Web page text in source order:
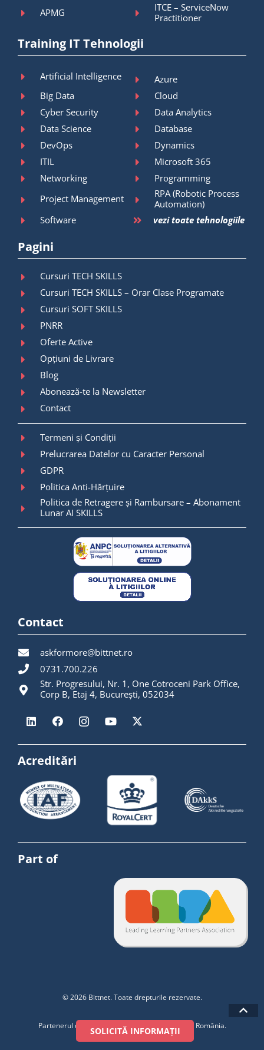
SOLICITĂ INFORMAȚII
APMG
ITCE – ServiceNow
Practitioner
Training IT Tehnologii
Artificial Intelligence
Azure
Big Data
Cloud
Cyber Security
Data Analytics
Data Science
Database
DevOps
Dynamics
ITIL
Microsoft 365
Networking
Programming
Project Management
RPA (Robotic Process
Automation)
Software
vezi toate tehnologiile
Pagini
Cursuri TECH SKILLS
Cursuri TECH SKILLS – Orar Clase Programate
Cursuri SOFT SKILLS
PNRR
Oferte Active
Opțiuni de Livrare
Blog
Abonează-te la Newsletter
Contact
Termeni și Condiții
Prelucrarea Datelor cu Caracter Personal
GDPR
Politica Anti-Hărțuire
Politica de Retragere și Rambursare – Abonament
Lunar AI SKILLS
Contact
askformore@bittnet.ro
0731.700.226
Str. Progresului, Nr. 1, One Cotroceni Park Office,
Corp B, Etaj 4, București, 052034
Acreditări
Part of
© 2026 Bittnet. Toate drepturile rezervate.
Partenerul de training pentru industria de IT din România.